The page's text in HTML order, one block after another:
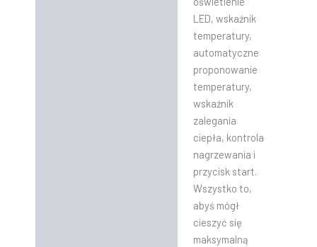
LED, wskaźnik
temperatury,
automatyczne
proponowanie
temperatury,
wskaźnik
zalegania
ciepła, kontrola
nagrzewania i
przycisk start.
Wszystko to,
abyś mógł
cieszyć się
maksymalną